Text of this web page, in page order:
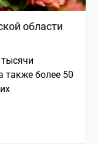
области
также более 50